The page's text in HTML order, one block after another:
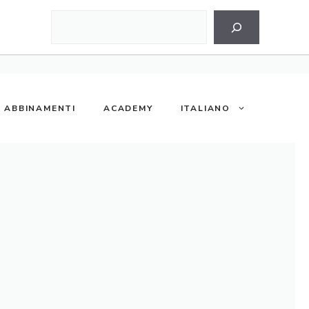
ABBINAMENTI ACADEMY ITALIANO